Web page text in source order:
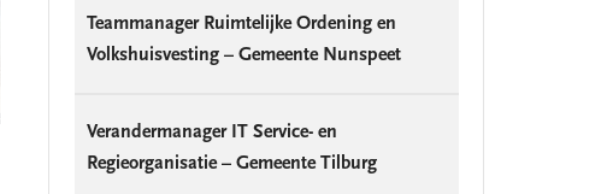
Teammanager Ruimtelijke Ordening en
Volkshuisvesting – Gemeente Nunspeet
Verandermanager IT Service- en
Regieorganisatie – Gemeente Tilburg